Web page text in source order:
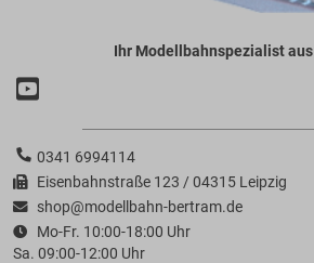
Ihr Modellbahnspezialist
0341 6994114
Eisenbahnstraße 123 / 04315 Leipzig
shop@modellbahn-bertram.de
Mo-Fr. 10:00-18:00 Uhr
Sa. 09:00-12:00 Uhr